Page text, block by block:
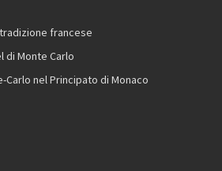
francese
di Monte Carlo
Carlo nel Principato di Monaco